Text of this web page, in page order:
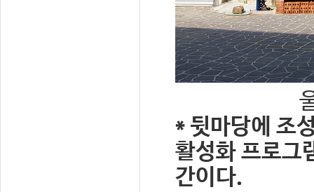
* 뒷마당에 조
활성화 프로그
간이다.